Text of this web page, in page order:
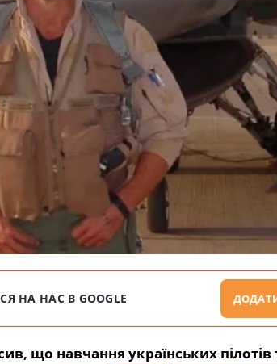
НА НАС В GOOGLE
що навчання українських пілотів